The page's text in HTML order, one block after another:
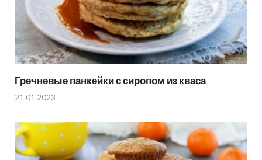
Гречневые панкейки с сиропом из кваса
21.01.2023